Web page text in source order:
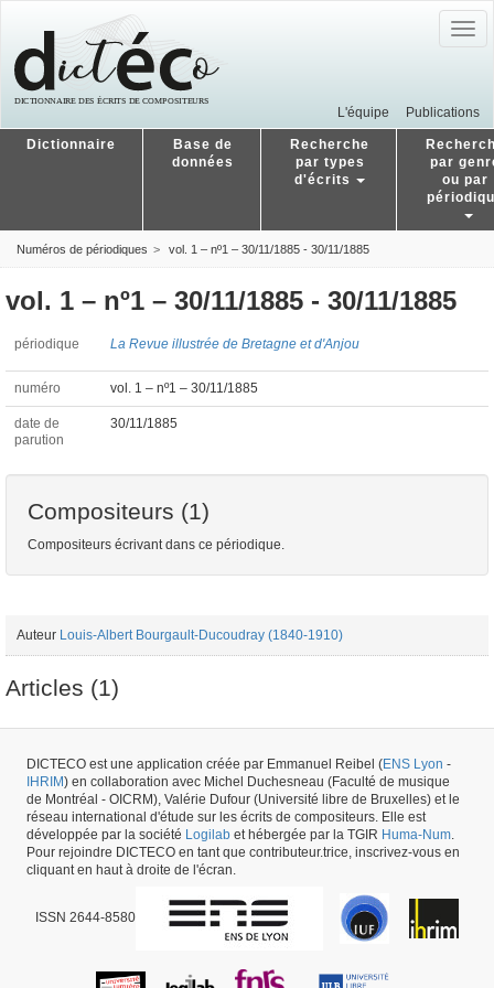
L'équipe Publications
Dictionnaire
Base de
données
Recherche
par types
d'écrits
par
ou par
Numéros de périodiques vol. 1 – nº1 – 30/11/1885 - 30/11/1885
vol. 1 – nº1 – 30/11/1885 - 30/11/1885
périodique La Revue illustrée de Bretagne et d'Anjou
numéro vol. 1 – nº1 – 30/11/1885
date de
parution
30/11/1885
Compositeurs (1)
Compositeurs écrivant dans ce périodique.
Auteur Louis-Albert Bourgault-Ducoudray (1840-1910)
Articles (1)
Madame Adam: Audition de mélodies bretonnes" [I] - La Revue illustrée de
Bretagne et d'Anjou - 30/11/1885
Numéro de périodique #56161 -créé le 05/12/2021 par Peter Asimov
DICTECO est une application créée par Emmanuel Reibel (ENS Lyon -
IHRIM) en collaboration avec Michel Duchesneau (Faculté de musique
de Montréal - OICRM), Valérie Dufour (Université libre de Bruxelles) et le
réseau international d'étude sur les écrits de compositeurs. Elle est
développée par la société Logilab et hébergée par la TGIR Huma-Num
Pour rejoindre DICTECO en tant que contributeur.trice, inscrivez-vous en
cliquant en haut à droite de l'écran.
ISSN 2644-8580